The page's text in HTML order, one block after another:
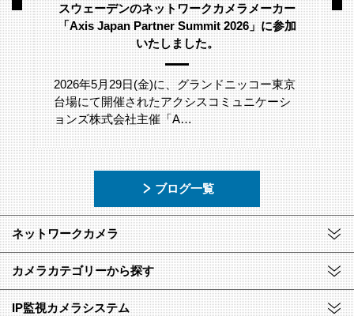
スウェーデンのネットワークカメラメーカー
「Axis Japan Partner Summit 2026」に参加
いたしました。
2026年5月29日(金)に、グランドニッコー東京
台場にて開催されたアクシスコミュニケーシ
ョンズ株式会社主催「A…
ブログ一覧
ネットワークカメラ
カメラカテゴリーから探す
IP監視カメラシステム